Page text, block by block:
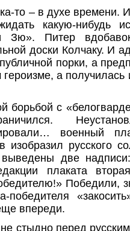
то – в духе времени.
какую-нибудь
Зю». Питер
доски Колчаку. И
порки, а
героизме, а
борьбой с
военный
изобразил русского
выведены две
плаката
Победили,
победителя
впереди.
стыдно перед